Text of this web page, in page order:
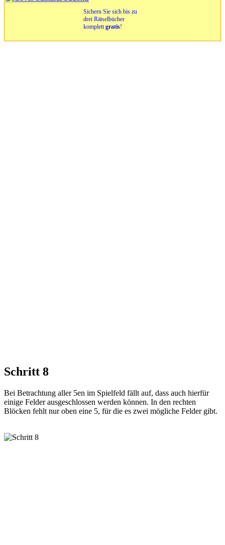
Sichern Sie sich bis zu
drei Rätselbücher
komplettgratis!
Schritt 8
Bei Betrachtung aller 5en im Spielfeld fällt auf, dass auch hierfür
einige Felder ausgeschlossen werden können. In den rechten
Blöcken fehlt nur oben eine 5, für die es zwei mögliche Felder gibt.